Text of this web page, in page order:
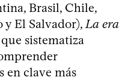
Brasil, Chile,
y El Salvador),La era
sistematiza
en clave más